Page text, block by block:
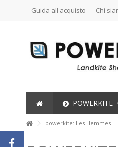
Guida all'acquisto Chi
POWERKITE
powerkite: Les Hemmes